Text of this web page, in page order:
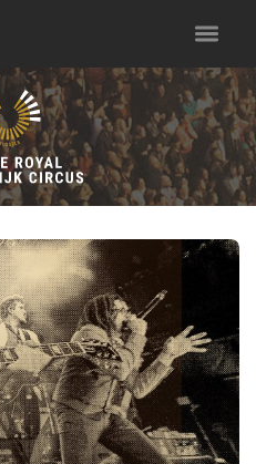
Toggle
navigation